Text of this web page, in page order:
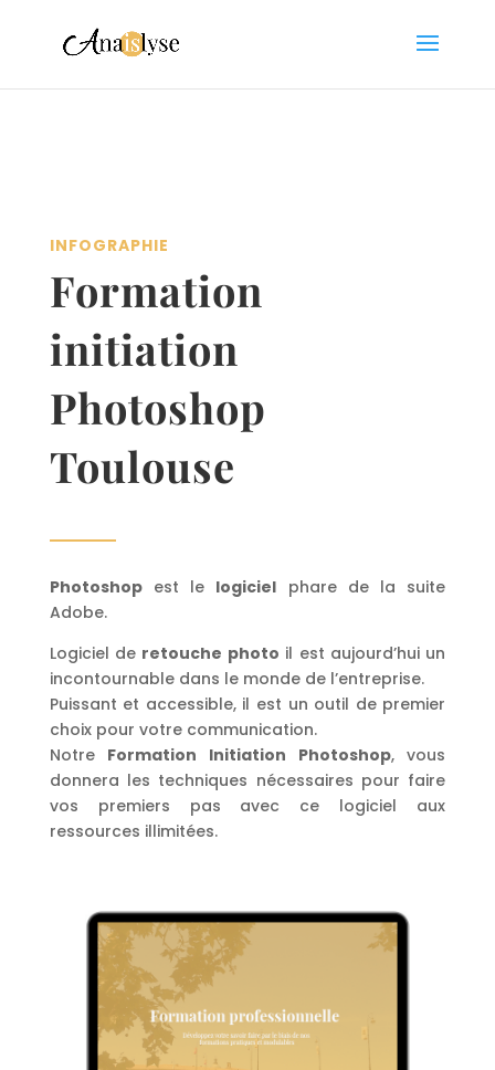
INFOGRAPHIE
Formation
initiation
Photoshop
Toulouse
Photoshopest le logiciel phare de la suite
Adobe.
Logiciel de retouche photo il est aujourd’hui un
incontournable dans le monde de l’entreprise.
Puissant et accessible, il est un outil de premier
choix pour votre communication.
Notre Formation Initiation Photoshop, vous
donnera les techniques nécessaires pour faire
vos premiers pas avec ce logiciel aux
ressources illimitées.